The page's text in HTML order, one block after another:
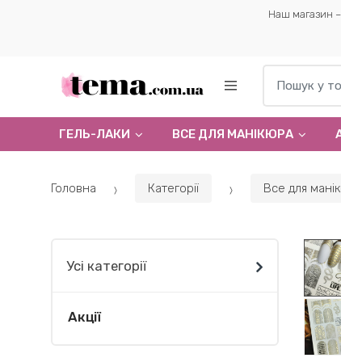
Наш магазин
ГЕЛЬ-ЛАКИ ВСЕ ДЛЯ МАНІКЮРА
Головна Категорії Все для
Усі категорії
Акції